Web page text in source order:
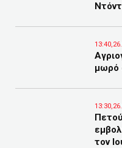
μωρό
τον